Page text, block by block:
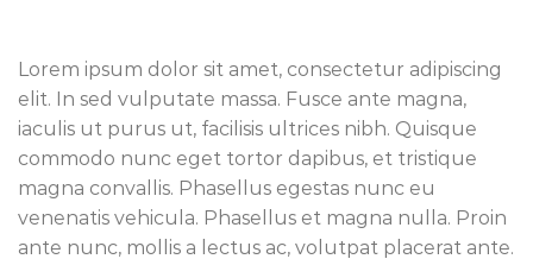
Lorem ipsum dolor sit amet, consectetur adipiscing
elit. In sed vulputate massa. Fusce ante magna,
iaculis ut purus ut, facilisis ultrices nibh. Quisque
commodo nunc eget tortor dapibus, et tristique
magna convallis. Phasellus egestas nunc eu
venenatis vehicula. Phasellus et magna nulla. Proin
ante nunc, mollis a lectus ac, volutpat placerat ante.